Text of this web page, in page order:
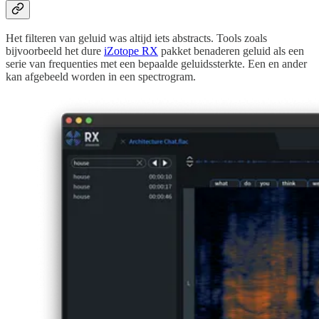
Het filteren van geluid was altijd iets abstracts. Tools zoals
bijvoorbeeld het dure iZotope RX pakket benaderen geluid als een
serie van frequenties met een bepaalde geluidssterkte. Een en ander
kan afgebeeld worden in een spectrogram.